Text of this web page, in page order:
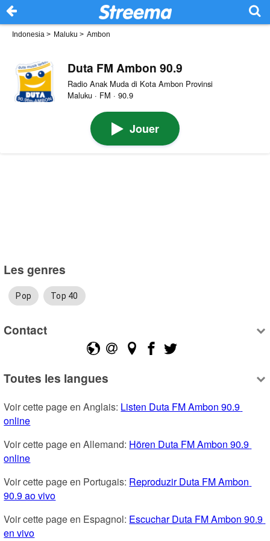
Indonesia > Maluku > Ambon
Duta FM Ambon 90.9
Radio Anak Muda di Kota Ambon Provinsi
Maluku · FM · 90.9
Jouer
Les genres
Pop Top 40
Contact
Toutes les langues
Voir cette page en Anglais: Listen Duta FM Ambon 90.9
online
Voir cette page en Allemand: Hören Duta FM Ambon 90.9
online
Voir cette page en Portugais: Reproduzir Duta FM Ambon
90.9 ao vivo
Voir cette page en Espagnol: Escuchar Duta FM Ambon 90.9
en vivo